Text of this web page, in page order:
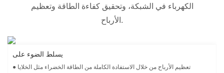
الكهرباء في الشبكة، وتحقيق كفاءة الطاقة وتعظيم
الأرباح.
يسلط الضوء على
● تعظيم الأرباح من خلال الاستفادة الكاملة من الطاقة الخضراء مثل الخلايا